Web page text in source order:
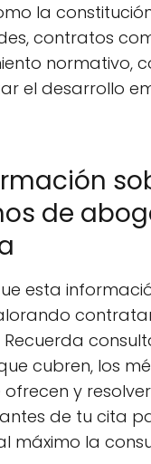
la
contratos
normativo,
el desarrollo
de
esta
cubren, los
y
de tu cita
máximo la